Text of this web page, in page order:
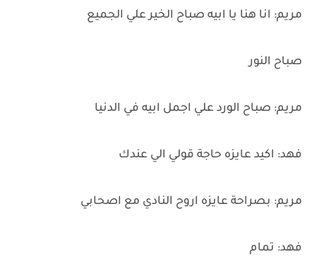
مريم: انا هنا يا ابيه صباح الخير علي الجميع
صباح النور
مريم: صباح الورد علي اجمل ابيه في الدنيا
فهد: اكيد عايزه حاجة قولي الي عندك
مريم: بصراحة عايزه اروح النادي مع اصحابي
فهد: تمام